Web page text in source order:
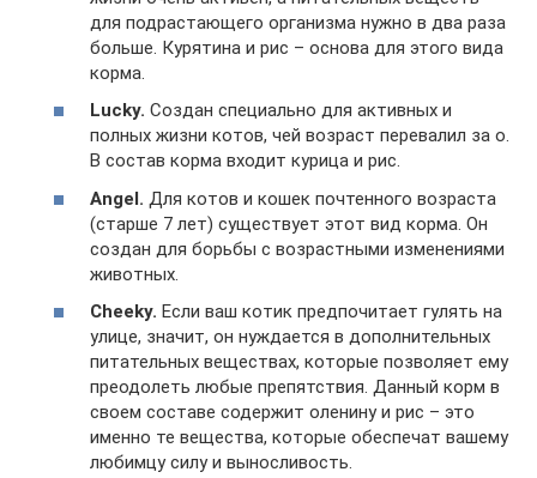
для подрастающего организма нужно в два раза
больше. Курятина и рис – основа для этого вида
корма.
Lucky. Создан специально для активных и
полных жизни котов, чей возраст перевалил за о.
В состав корма входит курица и рис.
Angel. Для котов и кошек почтенного возраста
(старше 7 лет) существует этот вид корма. Он
создан для борьбы с возрастными изменениями
животных.
Cheeky. Если ваш котик предпочитает гулять на
улице, значит, он нуждается в дополнительных
питательных веществах, которые позволяет ему
преодолеть любые препятствия. Данный корм в
своем составе содержит оленину и рис – это
именно те вещества, которые обеспечат вашему
любимцу силу и выносливость.